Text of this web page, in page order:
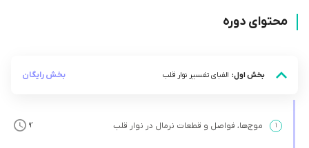
محتوای دوره
بخش اول: الفبای تفسیر نوار قلب بخش رایگان
۱ موج‌ها، فواصل و قطعات نرمال در نوار قلب ’9